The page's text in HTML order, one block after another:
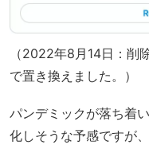
（2022年8月14日：削
で置き換えました。）
パンデミックが落ち着
化しそうな予感ですが